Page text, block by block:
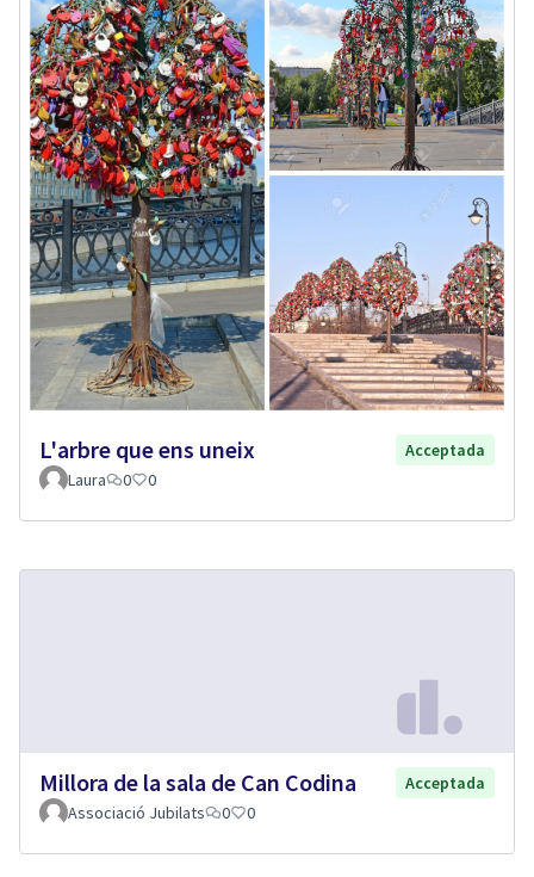
L'arbre que ens uneix
Acceptada
Laura
0 0
Millora de la sala de Can Codina
Acceptada
Associació Jubilats
0 0